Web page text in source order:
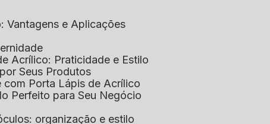
Vantagens e Aplicações
Acrílico: Praticidade e Estilo
Seus Produtos
com Porta Lápis de Acrílico
Perfeito para Seu Negócio
organização e estilo